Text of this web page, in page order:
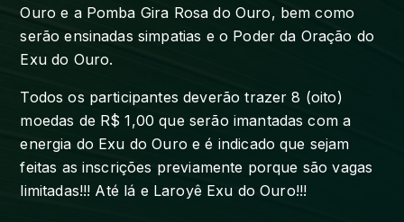
Ouro e a Pomba Gira Rosa do Ouro, bem como
serão ensinadas simpatias e o Poder da Oração do
Exu do Ouro.
Todos os participantes deverão trazer 8 (oito)
moedas de R$ 1,00 que serão imantadas com a
energia do Exu do Ouro e é indicado que sejam
feitas as inscrições previamente porque são vagas
limitadas!!! Até lá e Laroyê Exu do Ouro!!!